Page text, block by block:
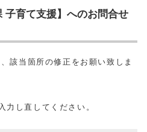
子育て支援】へのお問合せ
該当箇所の修正をお願い致しま
力し直してください。